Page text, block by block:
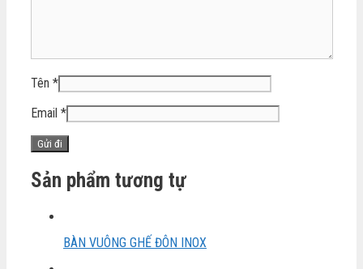
Tên *
Email *
Sản phẩm tương tự
BÀN VUÔNG GHẾ ĐÔN INOX